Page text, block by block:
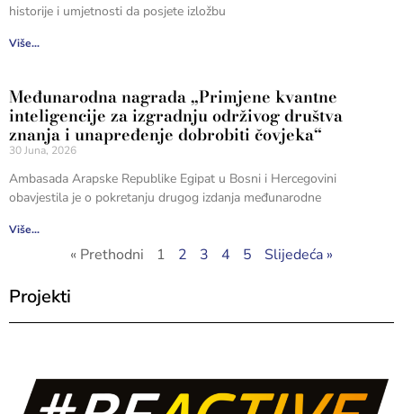
historije i umjetnosti da posjete izložbu
Više...
Međunarodna nagrada „Primjene kvantne
inteligencije za izgradnju održivog društva
znanja i unapređenje dobrobiti čovjeka“
30 Juna, 2026
Ambasada Arapske Republike Egipat u Bosni i Hercegovini
obavjestila je o pokretanju drugog izdanja međunarodne
Više...
« Prethodni 1 2 3 4 5 Slijedeća »
Projekti